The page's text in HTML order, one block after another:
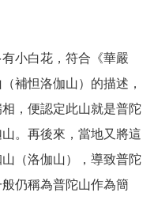
小白花，符合《華嚴
補怛洛伽山）的描述，
，便認定此山就是普陀
。再後來，當地又將這
（洛伽山），導致普陀
仍稱為普陀山作為簡